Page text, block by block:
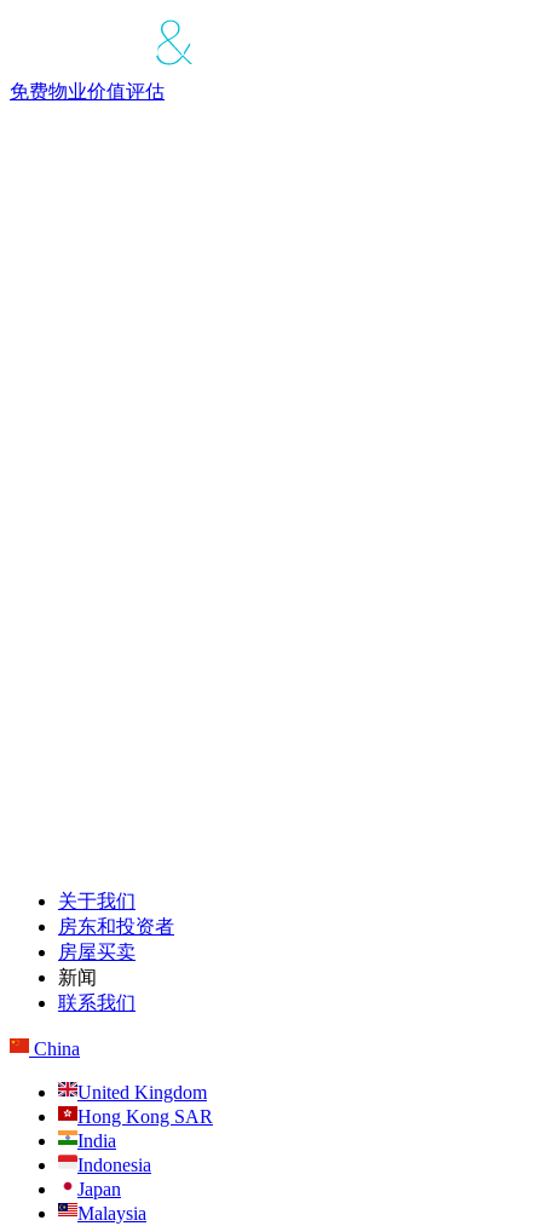
免费物业价值评估
关于我们
房东和投资者
房屋买卖
新闻
联系我们
China
United Kingdom
Hong Kong SAR
India
Indonesia
Japan
Malaysia